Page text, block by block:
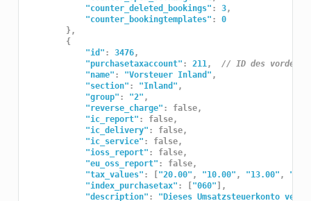
"counter_deleted_bookings" : 3,
"counter_bookingtemplates" :
0
},
{
"id" : 3476,
"purchasetaxaccount" : 211,
// ID des
"name" : "Vorsteuer Inland" ,
"section" : "Inland" ,
"group" : "2" ,
"reverse_charge" : false,
"ic_report" : false,
"ic_delivery" : false,
"ic_service" : false,
"ioss_report" : false,
"eu_oss_report" : false,
"tax_values" : ["20.00" , "10.00" , "13.00" ,
"index_purchasetax" : ["060"],
"description" :
"Dieses Umsatzsteuerkonto